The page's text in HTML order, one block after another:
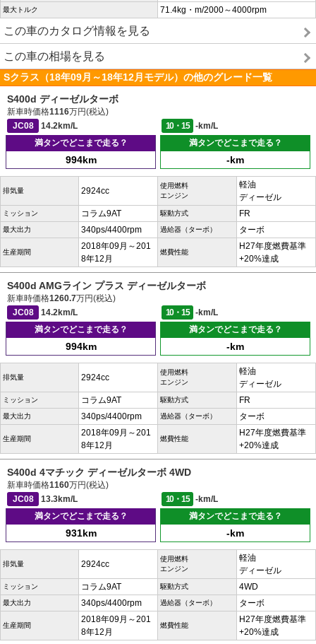
最大トルク 71.4kg・m/2000～4000rpm
この車のカタログ情報を見る
この車の相場を見る
Sクラス（18年09月～18年12月モデル）の他のグレード一覧
S400d ディーゼルターボ
新車時価格1116万円(税込)
JC08
14.2km/L 10・15
-km/L
満タンでどこまで走る？
994km
満タンでどこまで走る？
-km
排気量 2924cc
使用燃料
エンジン
軽油
ディーゼル
ミッション コラム9AT 駆動方式 FR
最大出力 340ps/4400rpm 過給器（ターボ） ターボ
生産期間
2018年09月～201
8年12月
燃費性能
H27年度燃費基準
+20%達成
S400d AMGライン プラス ディーゼルターボ
新車時価格1260.7万円(税込)
JC08
14.2km/L 10・15
-km/L
満タンでどこまで走る？
994km
満タンでどこまで走る？
-km
排気量 2924cc
使用燃料
エンジン
軽油
ディーゼル
ミッション コラム9AT 駆動方式 FR
最大出力 340ps/4400rpm 過給器（ターボ） ターボ
生産期間
2018年09月～201
8年12月
燃費性能
H27年度燃費基準
+20%達成
S400d 4マチック ディーゼルターボ 4WD
新車時価格1160万円(税込)
JC08
13.3km/L 10・15
-km/L
満タンでどこまで走る？
931km
満タンでどこまで走る？
-km
排気量 2924cc
使用燃料
エンジン
軽油
ディーゼル
ミッション コラム9AT 駆動方式 4WD
最大出力 340ps/4400rpm 過給器（ターボ） ターボ
生産期間
2018年09月～201
8年12月
燃費性能
H27年度燃費基準
+20%達成